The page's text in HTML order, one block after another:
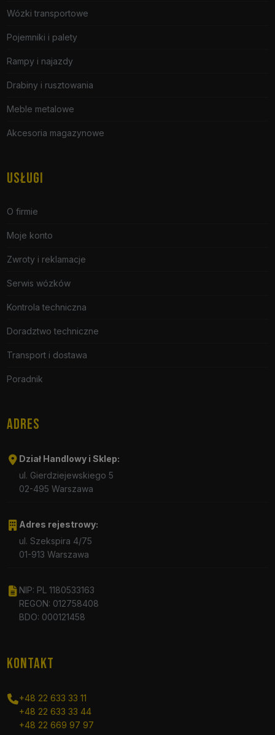
Wózki transportowe
Pojemniki i palety
Rampy i najazdy
Drabiny i rusztowania
Meble metalowe
Akcesoria magazynowe
USŁUGI
O firmie
Moje konto
Zwroty i reklamacje
Serwis wózków
Kontrola techniczna
Doradztwo techniczne
Transport i dostawa
Poradnik
ADRES
Dział Handlowy i Sklep:
ul. Gierdziejewskiego 5
02-495 Warszawa
Adres rejestrowy:
ul. Szekspira 4/75
01-913 Warszawa
NIP: PL 1180533163
REGON: 012758408
BDO: 000121458
KONTAKT
+48 22 633 33 11
+48 22 633 33 44
+48 22 669 97 97